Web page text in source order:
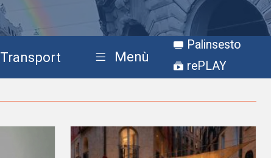
Transport Menù
Palinsesto
rePLAY